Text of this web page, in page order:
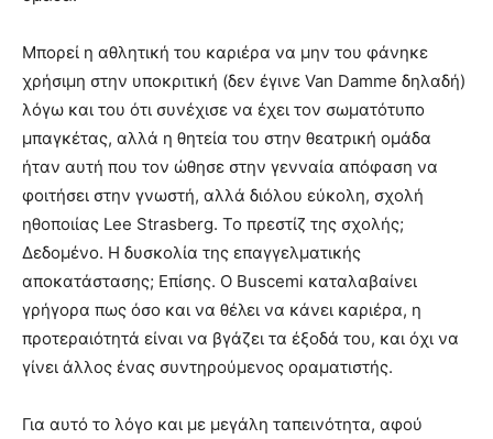
Μπορεί η αθλητική του καριέρα να μην του φάνηκε
χρήσιμη στην υποκριτική (δεν έγινε Van Damme δηλαδή)
λόγω και του ότι συνέχισε να έχει τον σωματότυπο
μπαγκέτας, αλλά η θητεία του στην θεατρική ομάδα
ήταν αυτή που τον ώθησε στην γενναία απόφαση να
φοιτήσει στην γνωστή, αλλά διόλου εύκολη, σχολή
ηθοποιίας Lee Strasberg. To πρεστίζ της σχολής;
Δεδομένο. Η δυσκολία της επαγγελματικής
αποκατάστασης; Επίσης. Ο Buscemi καταλαβαίνει
γρήγορα πως όσο και να θέλει να κάνει καριέρα, η
προτεραιότητά είναι να βγάζει τα έξοδά του, και όχι να
γίνει άλλος ένας συντηρούμενος οραματιστής.
Για αυτό το λόγο και με μεγάλη ταπεινότητα, αφού